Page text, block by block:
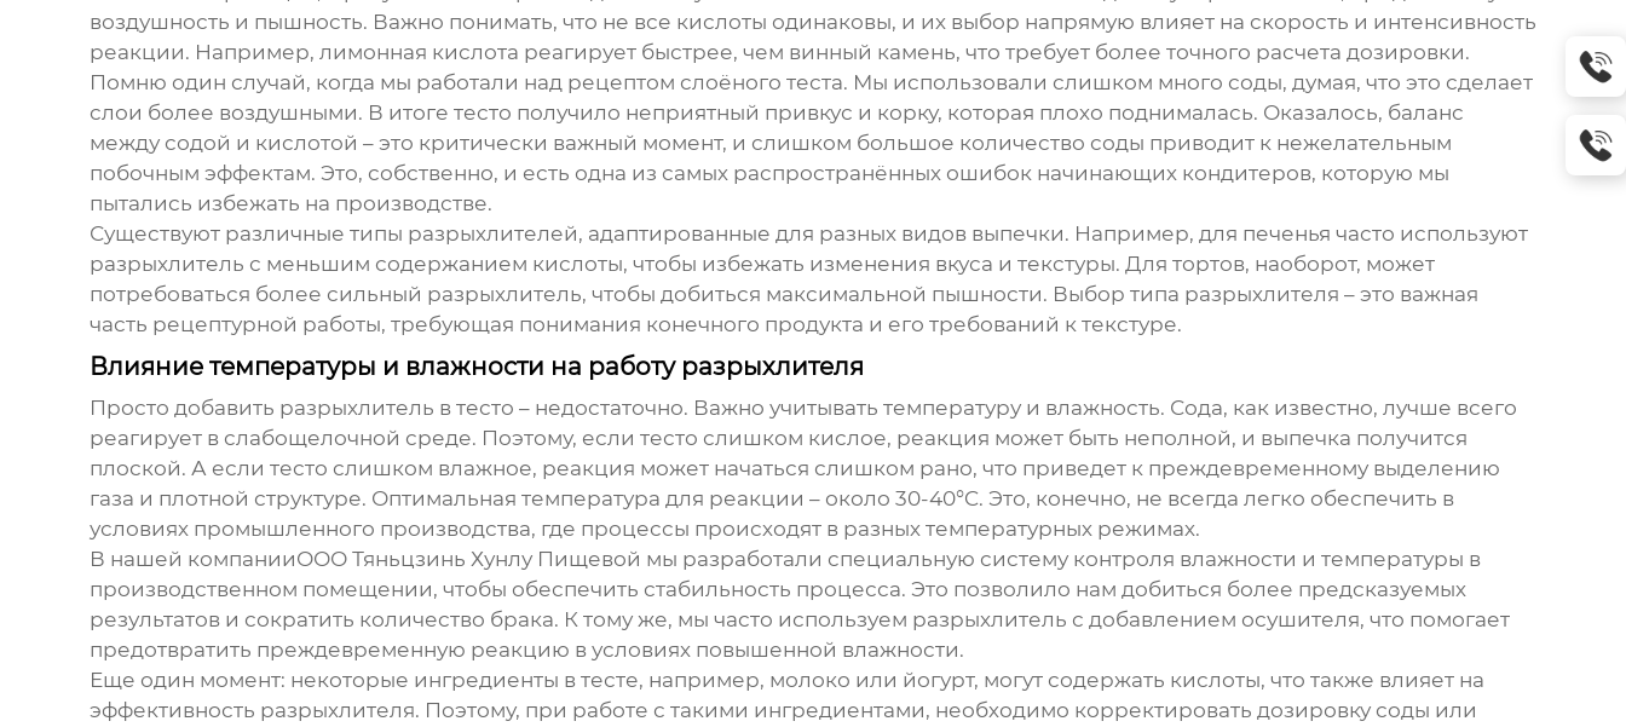
воздушность и пышность. Важно понимать, что не все кислоты одинаковы, и их выбор напрямую влияет на скорость и интенсивность
реакции. Например, лимонная кислота реагирует быстрее, чем винный камень, что требует более точного расчета дозировки.
Помню один случай, когда мы работали над рецептом слоёного теста. Мы использовали слишком много соды, думая, что это сделает
слои более воздушными. В итоге тесто получило неприятный привкус и корку, которая плохо поднималась. Оказалось, баланс
между содой и кислотой – это критически важный момент, и слишком большое количество соды приводит к нежелательным
побочным эффектам. Это, собственно, и есть одна из самых распространённых ошибок начинающих кондитеров, которую мы
пытались избежать на производстве.
Существуют различные типы разрыхлителей, адаптированные для разных видов выпечки. Например, для печенья часто используют
разрыхлитель с меньшим содержанием кислоты, чтобы избежать изменения вкуса и текстуры. Для тортов, наоборот, может
потребоваться более сильный разрыхлитель, чтобы добиться максимальной пышности. Выбор типа разрыхлителя – это важная
часть рецептурной работы, требующая понимания конечного продукта и его требований к текстуре.
Влияние температуры и влажности на работу разрыхлителя
Просто добавить разрыхлитель в тесто – недостаточно. Важно учитывать температуру и влажность. Сода, как известно, лучше всего
реагирует в слабощелочной среде. Поэтому, если тесто слишком кислое, реакция может быть неполной, и выпечка получится
плоской. А если тесто слишком влажное, реакция может начаться слишком рано, что приведет к преждевременному выделению
газа и плотной структуре. Оптимальная температура для реакции – около 30-40°C. Это, конечно, не всегда легко обеспечить в
условиях промышленного производства, где процессы происходят в разных температурных режимах.
В нашей компанииООО Тяньцзинь Хунлу Пищевой мы разработали специальную систему контроля влажности и температуры в
производственном помещении, чтобы обеспечить стабильность процесса. Это позволило нам добиться более предсказуемых
результатов и сократить количество брака. К тому же, мы часто используем разрыхлитель с добавлением осушителя, что помогает
предотвратить преждевременную реакцию в условиях повышенной влажности.
Еще один момент: некоторые ингредиенты в тесте, например, молоко или йогурт, могут содержать кислоты, что также влияет на
эффективность разрыхлителя. Поэтому, при работе с такими ингредиентами, необходимо корректировать дозировку соды или